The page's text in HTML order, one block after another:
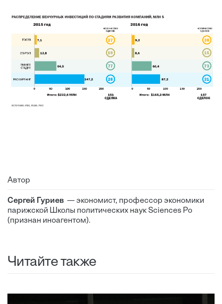
Автор
Сергей Гуриев — экономист, профессор экономики
парижской Школы политических наук Sciences Po
(признан иноагентом).
Читайте также